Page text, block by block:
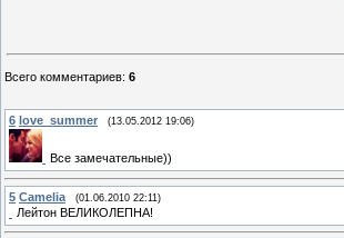
Всего комментариев: 6
6 love_summer (13.05.2012 19:06)
Все замечательные))
5 Camelia (01.06.2010 22:11)
Лейтон ВЕЛИКОЛЕПНА!